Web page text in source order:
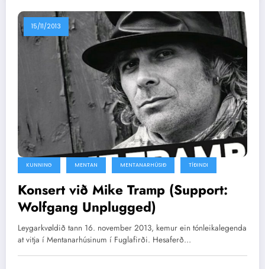
15/11/2013
KUNNING MENTAN MENTANARHÚSIÐ TÍÐINDI
Konsert við Mike Tramp (Support:
Wolfgang Unplugged)
Leygarkvøldið tann 16. november 2013, kemur ein tónleikalegenda
at vitja í Mentanarhúsinum í Fuglafirði. Hesaferð…